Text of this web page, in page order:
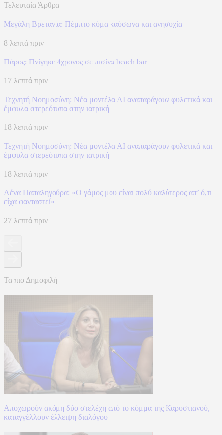
Τελευταία Άρθρα
Μεγάλη Βρετανία: Πέμπτο κύμα καύσωνα και ανησυχία
8 λεπτά πριν
Πάρος: Πνίγηκε 4χρονος σε πισίνα beach bar
17 λεπτά πριν
Τεχνητή Νοημοσύνη: Νέα μοντέλα ΑΙ αναπαράγουν φυλετικά και
έμφυλα στερεότυπα στην ιατρική
18 λεπτά πριν
Τεχνητή Νοημοσύνη: Νέα μοντέλα ΑΙ αναπαράγουν φυλετικά και
έμφυλα στερεότυπα στην ιατρική
18 λεπτά πριν
Λένα Παπαληγούρα: «Ο γάμος μου είναι πολύ καλύτερος απ’ ό,τι
είχα φανταστεί»
27 λεπτά πριν
Τα πιο Δημοφιλή
Αποχωρούν ακόμη δύο στελέχη από το κόμμα της Καρυστιανού,
καταγγέλλουν έλλειψη διαλόγου